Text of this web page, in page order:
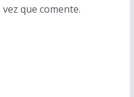
que comente.